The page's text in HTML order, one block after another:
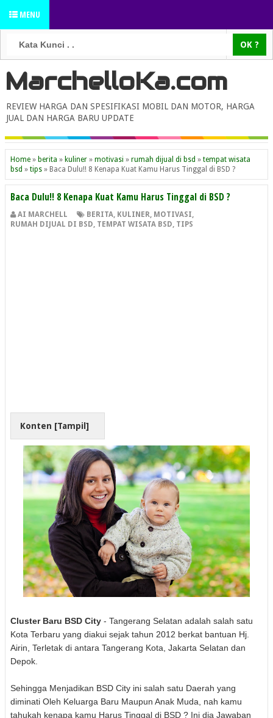
MENU
MarchelloKa.com
REVIEW HARGA DAN SPESIFIKASI MOBIL DAN MOTOR, HARGA
JUAL DAN HARGA BARU UPDATE
Home » berita » kuliner » motivasi » rumah dijual di bsd » tempat wisata
bsd » tips » Baca Dulu!! 8 Kenapa Kuat Kamu Harus Tinggal di BSD ?
Baca Dulu!! 8 Kenapa Kuat Kamu Harus Tinggal di BSD ?
AI MARCHELL BERITA KULINER MOTIVASI
RUMAH DIJUAL DI BSD TEMPAT WISATA BSD TIPS
Konten [Tampil]
Cluster Baru BSD City - Tangerang Selatan adalah salah satu
Kota Terbaru yang diakui sejak tahun 2012 berkat bantuan Hj.
Airin, Terletak di antara Tangerang Kota, Jakarta Selatan dan
Depok.
Sehingga Menjadikan BSD City ini salah satu Daerah yang
diminati Oleh Keluarga Baru Maupun Anak Muda, nah kamu
tahukah kenapa kamu Harus Tinggal di BSD ? Ini dia Jawaban